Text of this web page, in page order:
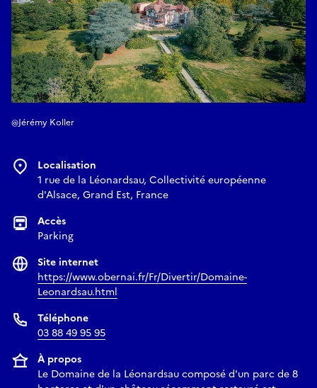
@Jérémy Koller
Localisation
1 rue de la Léonardsau, Collectivité européenne
d'Alsace, Grand Est, France
Accès
Parking
Site internet
https://www.obernai.fr/Fr/Divertir/Domaine-
Leonardsau.html
Téléphone
03 88 49 95 95
À propos
Le Domaine de la Léonardsau composé d'un parc de 8